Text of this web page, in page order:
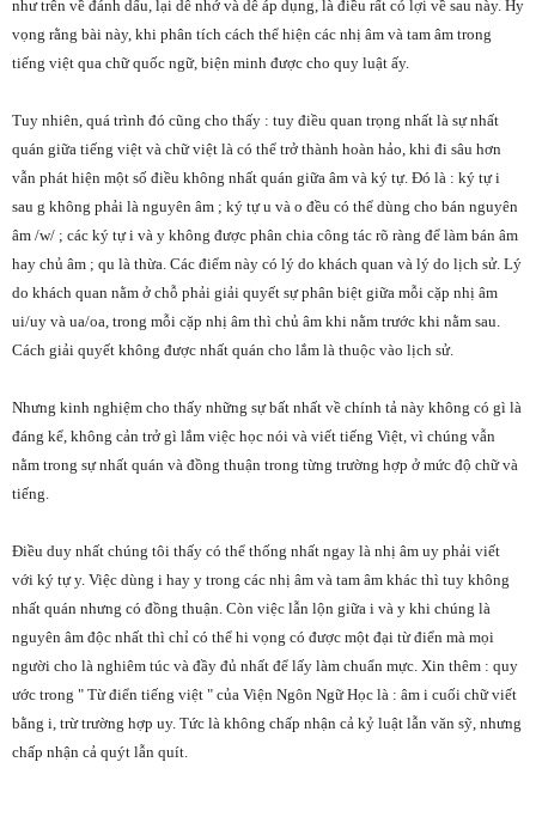
như trên về đánh dấu, lại dễ nhớ và dễ áp dụng, là điều rất có lợi về sau này. Hy
vọng rằng bài này, khi phân tích cách thể hiện các nhị âm và tam âm trong
tiếng việt qua chữ quốc ngữ, biện minh được cho quy luật ấy.
Tuy nhiên, quá trình đó cũng cho thấy : tuy điều quan trọng nhất là sự nhất
quán giữa tiếng việt và chữ việt là có thể trở thành hoàn hảo, khi đi sâu hơn
vẫn phát hiện một số điều không nhất quán giữa âm và ký tự. Đó là : ký tự i
sau g không phải là nguyên âm ; ký tự u và o đều có thể dùng cho bán nguyên
âm /w/ ; các ký tự i và y không được phân chia công tác rõ ràng để làm bán âm
hay chủ âm ; qu là thừa. Các điểm này có lý do khách quan và lý do lịch sử. Lý
do khách quan nằm ở chỗ phải giải quyết sự phân biệt giữa mỗi cặp nhị âm
ui/uy và ua/oa, trong mỗi cặp nhị âm thì chủ âm khi nằm trước khi nằm sau.
Cách giải quyết không được nhất quán cho lắm là thuộc vào lịch sử.
Nhưng kinh nghiệm cho thấy những sự bất nhất về chính tả này không có gì là
đáng kể, không cản trở gì lắm việc học nói và viết tiếng Việt, vì chúng vẫn
nằm trong sự nhất quán và đồng thuận trong từng trường hợp ở mức độ chữ và
tiếng.
Điều duy nhất chúng tôi thấy có thể thống nhất ngay là nhị âm uy phải viết
với ký tự y. Việc dùng i hay y trong các nhị âm và tam âm khác thì tuy không
nhất quán nhưng có đồng thuận. Còn việc lẫn lộn giữa i và y khi chúng là
nguyên âm độc nhất thì chỉ có thể hi vọng có được một đại từ điển mà mọi
người cho là nghiêm túc và đầy đủ nhất để lấy làm chuẩn mực. Xin thêm : quy
ước trong " Từ điển tiếng việt " của Viện Ngôn Ngữ Học là : âm i cuối chữ viết
bằng i, trừ trường hợp uy. Tức là không chấp nhận cả kỷ luật lẫn văn sỹ, nhưng
chấp nhận cả quýt lẫn quít.